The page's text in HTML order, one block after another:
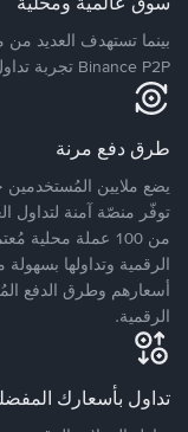
Binance P2P تجربة تداول عالمية حقيقية وتدعم أكثر من 70 عملة محلية.
طرق دفع مرنة
من 100 عملة
الرقمية وتداولها
أسعارهم وطرق الدفع
الرقمية.
تداول بأسعارك